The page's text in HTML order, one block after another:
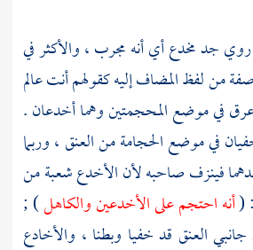
جد مخدع أي أنه مجرب ، والأكثر في
من لفظ المضاف إليه كقولهم أنت عالم
في موضع المحجمتين وهما أخدعان .
في موضع الحجامة من العنق ، وربما
فينزف صاحبه لأن الأخدع شعبة من
: (أنه احتجم على الأخدعين والكاهل) ;
العنق قد خفيا وبطنا ، والأخادع